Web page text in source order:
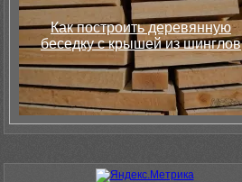
Как построить деревянную
беседку с крышей из шинглов